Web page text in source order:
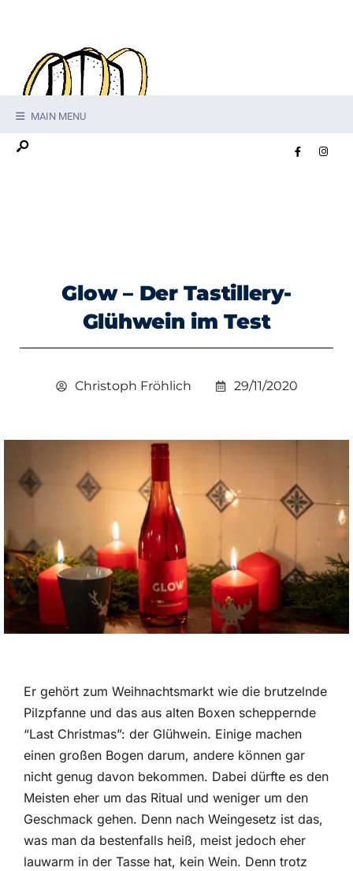
MAIN MENU
Glow – Der Tastillery-
Glühwein im Test
Christoph Fröhlich 29/11/2020
Er gehört zum Weihnachtsmarkt wie die brutzelnde
Pilzpfanne und das aus alten Boxen scheppernde
“Last Christmas”: der Glühwein. Einige machen
einen großen Bogen darum, andere können gar
nicht genug davon bekommen. Dabei dürfte es den
Meisten eher um das Ritual und weniger um den
Geschmack gehen. Denn nach Weingesetz ist das,
was man da bestenfalls heiß, meist jedoch eher
lauwarm in der Tasse hat, kein Wein. Denn trotz